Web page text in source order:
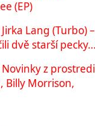
(EP)
Jirka Lang (Turbo) –
dvě starší
Novinky z
Billy Morrison,